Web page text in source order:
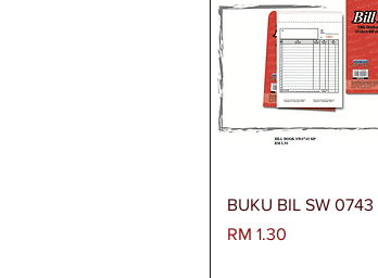
Paparan Segera
BUKU BIL SW 0743
Harga
RM 1.30